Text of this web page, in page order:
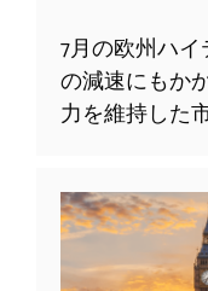
7月の欧州ハ
の減速にもか
力を維持した